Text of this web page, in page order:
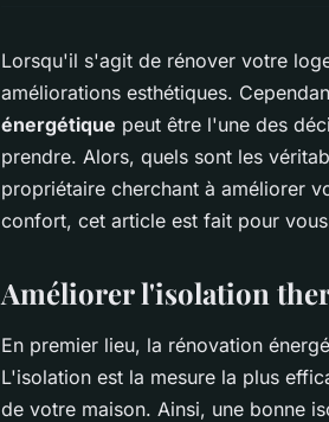
Lorsqu'il s'agit de rénover votre
améliorations esthétiques.
énergétique peut être l'une des
prendre. Alors, quels sont les
propriétaire cherchant à améliorer
confort, cet article est fait pour
Améliorer l'isolation
En premier lieu, la rénovation
L'isolation est la mesure la plus
de votre maison. Ainsi, une bonne